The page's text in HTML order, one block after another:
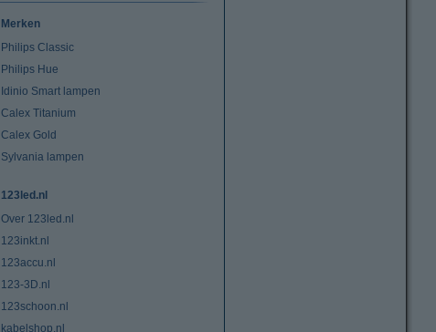
Merken
Philips Classic
Philips Hue
Idinio Smart lampen
Calex Titanium
Calex Gold
Sylvania lampen
123led.nl
Over 123led.nl
123inkt.nl
123accu.nl
123-3D.nl
123schoon.nl
kabelshop.nl